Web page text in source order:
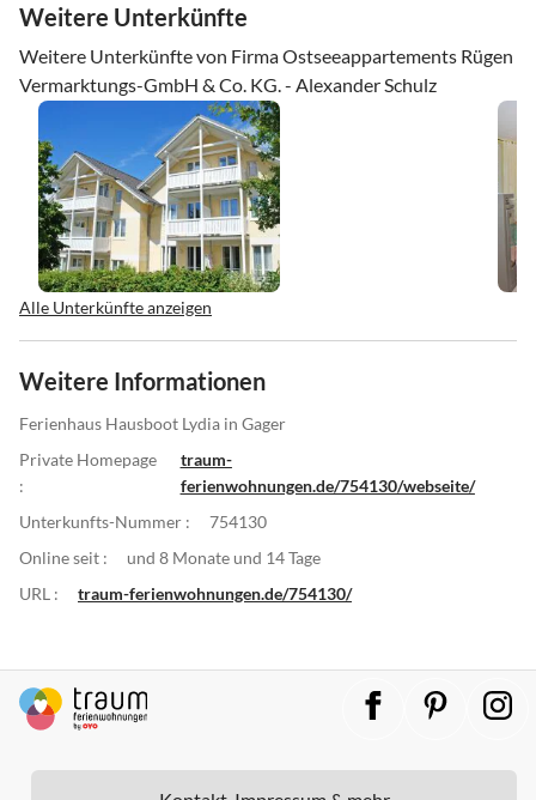
Weitere Unterkünfte
Weitere Unterkünfte von Firma Ostseeappartements Rügen
Vermarktungs-GmbH & Co. KG. - Alexander Schulz
Alle Unterkünfte anzeigen
Weitere Informationen
Ferienhaus Hausboot Lydia in Gager
Private Homepage
:
traum-
ferienwohnungen.de/754130/webseite/
Unterkunfts-Nummer :
754130
Online seit :
und 8 Monate und 14 Tage
URL :
traum-ferienwohnungen.de/754130/